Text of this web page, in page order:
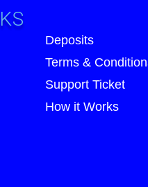
Deposits
Terms &
Support Ticket
How it Works